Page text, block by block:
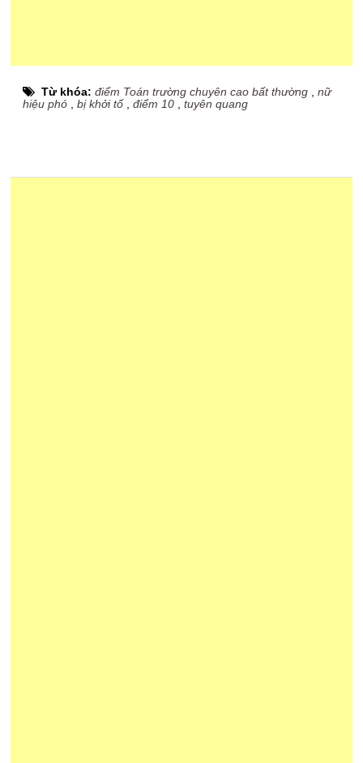
Từ khóa:điểm Toán trường chuyên cao bất thường ,nữ
hiệu phó ,bị khởi tố,điểm 10 ,tuyên quang